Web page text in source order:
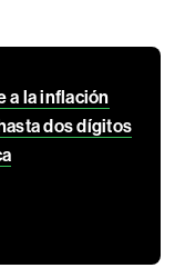
a la inflación
dos dígitos